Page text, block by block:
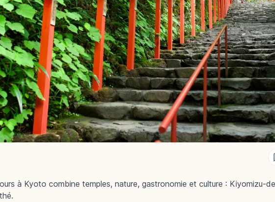
à Kyoto combine temples, nature, gastronomie et culture : Kiyomizu-